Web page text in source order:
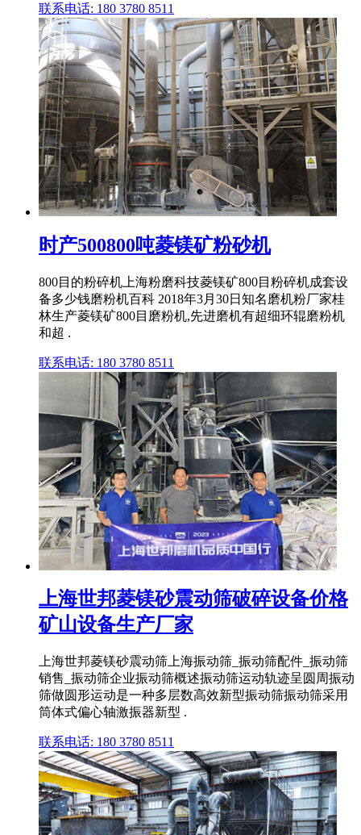
联系电话: 180 3780 8511
时产500800吨菱镁矿粉砂机
800目的粉碎机上海粉磨科技菱镁矿800目粉碎机成套设
备多少钱磨粉机百科 2018年3月30日知名磨机粉厂家桂
林生产菱镁矿800目磨粉机,先进磨机有超细环辊磨粉机
和超 .
联系电话: 180 3780 8511
上海世邦菱镁砂震动筛破碎设备价格
矿山设备生产厂家
上海世邦菱镁砂震动筛上海振动筛_振动筛配件_振动筛
销售_振动筛企业振动筛概述振动筛运动轨迹呈圆周振动
筛做圆形运动是一种多层数高效新型振动筛振动筛采用
筒体式偏心轴激振器新型 .
联系电话: 180 3780 8511